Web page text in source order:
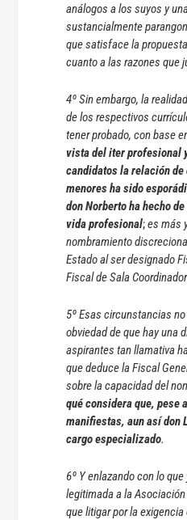
análogos a los suyos y
sustancialmente
que satisface la
cuanto a las razones que
4º Sin embargo, la
de los respectivos
tener probado, con base
vista del iter profesional
candidatos la relación
menores ha sido
don Norberto ha hecho
vida profesional;es más
nombramiento
Estado al ser designado
Fiscal de Sala
5º Esas circunstancias
obviedad de que hay una
aspirantes tan llamativa
que deduce la Fiscal
sobre la capacidad del
qué considera que, pese
manifiestas, aun así don
cargo especializado.
6º Y enlazando con lo
legitimada a la
que litigar por la